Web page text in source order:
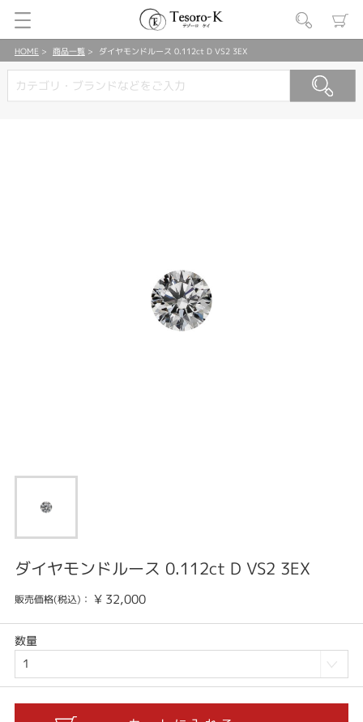
HOME 商品一覧 ダイヤモンドルース 0.112ct D VS2 3EX
ダイヤモンドルース 0.112ct D VS2 3EX
販売価格(税込)： ¥ 32,000
数量